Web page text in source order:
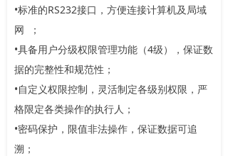
•标准的RS232接口，方便连接计算机及局域
网 ；
•具备用户分级权限管理功能（4级），保证数
据的完整性和规范性；
•自定义权限控制，灵活制定各级别权限，严
格限定各类操作的执行人；
•密码保护，限值非法操作，保证数据可追
溯；